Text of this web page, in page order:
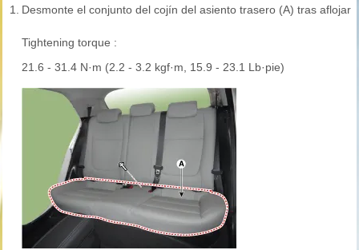
1. Desmonte el conjunto del cojín del asiento trasero (A) tras aflojar
Tightening torque :
21.6 - 31.4 N·m (2.2 - 3.2 kgf·m, 15.9 - 23.1 Lb·pie)